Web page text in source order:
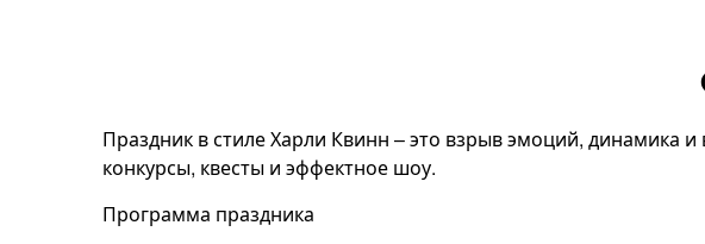
Праздник в стиле Харли Квинн – это взрыв эмоций, динамика
конкурсы, квесты и эффектное шоу.
Программа праздника